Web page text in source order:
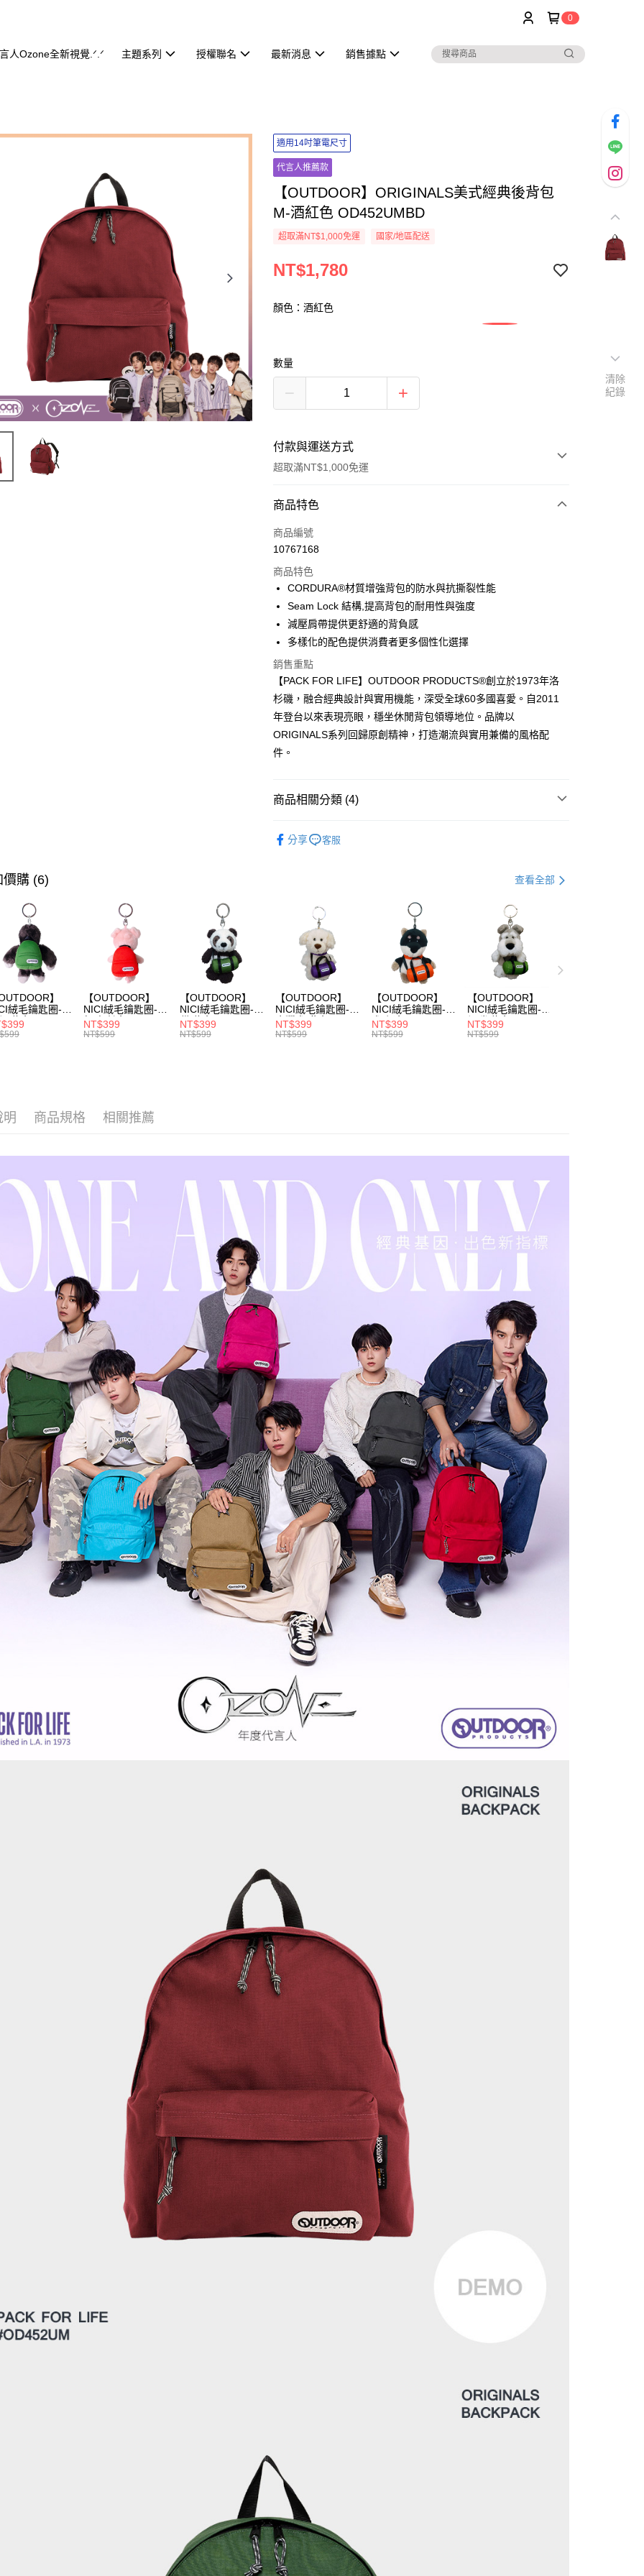
0
人Ozone全新視覺.ᐟ.ᐟ 主題系列 授權聯名 最新消息 銷售據點
適用14吋筆電尺寸
代言人推薦款
【OUTDOOR】ORIGINALS美式經典後背包
M-酒紅色 OD452UMBD
超取滿NT$1,000免運 國家/地區配送
NT$1,780
顏色：酒紅色
數量
付款與運送方式
超取滿NT$1,000免運
付款方式
信用卡一次付款
3 期 0 利率 每期NT$593
合作金庫商業銀行
第一商業銀行
華南商業銀行
國泰世華商業銀行
兆豐國際商業銀行
臺灣中小企業銀行
匯豐（台灣）商業銀行
華泰商業銀行
聯邦商業銀行
遠東國際商業銀行
玉山商業銀行
星展（台灣）商業銀行
台新國際商業銀行
中國信託商業銀行
6 期 0 利率 每期NT$296
合作金庫商業銀行
華南商業銀行
彰化商業銀行
國泰世華商業銀行
臺灣中小企業銀行
台中商業銀行
匯豐（台灣）商業銀行
華泰商業銀行
聯邦商業銀行
遠東國際商業銀行
元大商業銀行
永豐商業銀行
超商取貨付款
Apple Pay
AFTEE先享後付
相關說明
便利好安心！
１．簡單：不需註冊會員、不需綁卡、不需儲值。
３．收到繳費通知簡訊後14天內，點擊此簡訊中的連結，可透過四大超商
／ATM／網路銀行／等多元方式進行付款，方視為交易完成。
※ 請注意：結帳手續完成當下不需立刻繳費，但若您需要取消訂單，請聯
絡購買商品的店家。未經商家同意取消之訂單仍視為有效，需透過AFTEE
先享後付繳納相關費用。
※ 交易是否成功請以「AFTEE先享後付 」之結帳頁面顯示為準，若有關於
是否繳費成功／繳費後需取消欲退款等相關疑問，請聯繫「AFTEE先享後
付客戶支援中心」
https://netprotections.freshdesk.com/support/home
【注意事項】
１．透過由恩沛科技股份有限公司提供之「AFTEE先享後付」服務完成之
即時審查核予不同之上限額度；若仍有額度不足之情形，本公司將視審查
５．嚴禁一人註冊多個帳號或使用他人資訊註冊。若發現惡意使用之情
形，恩沛科技股份有限公司將有權停止該用戶之使用額度並採取法律行
全家取貨付款
每筆NT$80，滿NT$1,000(含以上)免運費
萊爾富取貨付款
每筆NT$80，滿NT$1,000(含以上)免運費
每筆NT$80，滿NT$1,000(含以上)免運費
7-11取貨付款
每筆NT$200
查看運費
商品特色
商品編號
10767168
商品特色
CORDURA®材質增強背包的防水與抗撕裂性能
Seam Lock 結構,提高背包的耐用性與強度
減壓肩帶提供更舒適的背負感
多樣化的配色提供消費者更多個性化選擇
銷售重點
【PACK FOR LIFE】OUTDOOR PRODUCTS®創立於1973年洛
杉磯，融合經典設計與實用機能，深受全球60多國喜愛。自2011
年登台以來表現亮眼，穩坐休閒背包領導地位。品牌以
ORIGINALS系列回歸原創精神，打造潮流與實用兼備的風格配
件。
商品相關分類 (4)
分享 客服
價購 (6) 查看全部
】
絨毛鑰匙圈-大
-綠色
【OUTDOOR】
NICI絨毛鑰匙圈-粉
紅豬-橙色
OD90138OG
NT$399
NT$599
【OUTDOOR】
NICI絨毛鑰匙圈-熊
貓-綠色
OD90136BGR
NT$399
NT$599
【OUTDOOR】
NICI絨毛鑰匙圈-黃
金獵犬-紫色
OD90723BPL
NT$399
NT$599
【OUTDOOR】
NICI絨毛鑰匙圈-柴
犬-橘色
OD90556BOG
NT$399
NT$599
【OUTDOOR】
NICI絨毛鑰匙圈-雪
納瑞-綠色
OD33754BGR
NT$399
NT$599
明 商品規格 相關推薦
清除
紀錄